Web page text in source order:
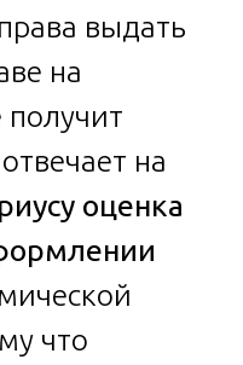
выдать
на
получит
на
оценка
что